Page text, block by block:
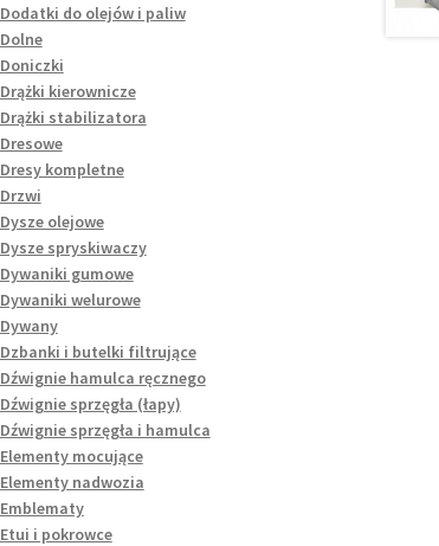
Dodatki do olejów i paliw
Dolne
Doniczki
Drążki kierownicze
Drążki stabilizatora
Dresowe
Dresy kompletne
Drzwi
Dysze olejowe
Dysze spryskiwaczy
Dywaniki gumowe
Dywaniki welurowe
Dywany
Dzbanki i butelki filtrujące
Dźwignie hamulca ręcznego
Dźwignie sprzęgła (łapy)
Dźwignie sprzęgła i hamulca
Elementy mocujące
Elementy nadwozia
Emblematy
Etui i pokrowce